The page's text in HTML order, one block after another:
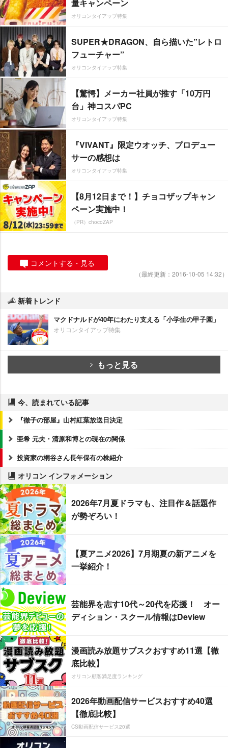
量キャンペーン
オリコンタイアップ特集
SUPER★DRAGON、自ら描いた”レトロ
フューチャー”
オリコンタイアップ特集
【驚愕】メーカー社員が推す「10万円
台」神コスパPC
オリコンタイアップ特集
『VIVANT』限定ウオッチ、プロデュー
サーの感想は
オリコンタイアップ特集
【8月12日まで！】チョコザップキャン
ペーン実施中！
（PR）chocoZAP
コメントする・見る
（最終更新：2016-10-05 14:32）
新着トレンド
マクドナルドが40年にわたり支える「小学生の甲子園」
オリコンタイアップ特集
もっと見る
今、読まれている記事
『徹子の部屋』山村紅葉放送日決定
亜希 元夫・清原和博との現在の関係
投資家の桐谷さん長年保有の株紹介
オリコン インフォメーション
2026年7月夏ドラマも、注目作＆話題作
が勢ぞろい！
【夏アニメ2026】7月期夏の新アニメを
一挙紹介！
芸能界を志す10代～20代を応援！ オー
ディション・スクール情報はDeview
漫画読み放題サブスクおすすめ11選【徹
底比較】
オリコン顧客満足度ランキング
2026年動画配信サービスおすすめ40選
【徹底比較】
CS動画配信サービス20選